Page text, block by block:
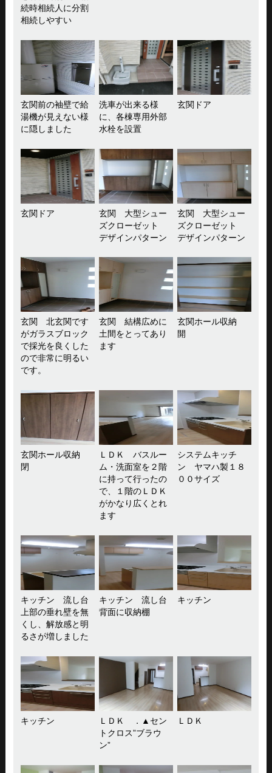
続時相続人に分割
相続しやすい
玄関前の袖壁で給
湯機が見えない様
に隠しました
洗車が出来る様
に、各棟専用外部
水栓を設置
玄関ドア
玄関ドア
玄関 大型シュー
ズクローゼット
デザインパターン
玄関 大型シュー
ズクローゼット
デザインパターン
玄関 北玄関です
がガラスブロック
で採光を良くした
ので非常に明るい
です。
玄関 結構広めに
土間をとってあり
ます
玄関ホール収納
開
玄関ホール収納
閉
ＬＤＫ バスルー
ム・洗面室を２階
に持って行ったの
で、１階のＬＤＫ
がかなり広くとれ
ます
システムキッチ
ン ヤマハ製１８
００サイズ
キッチン 流し台
上部の垂れ壁を無
くし、解放感と明
るさが増しました
キッチン 流し台
背面に収納棚
キッチン
キッチン
ＬＤＫ ．▲セン
トクロス”ブラウ
ン”
ＬＤＫ